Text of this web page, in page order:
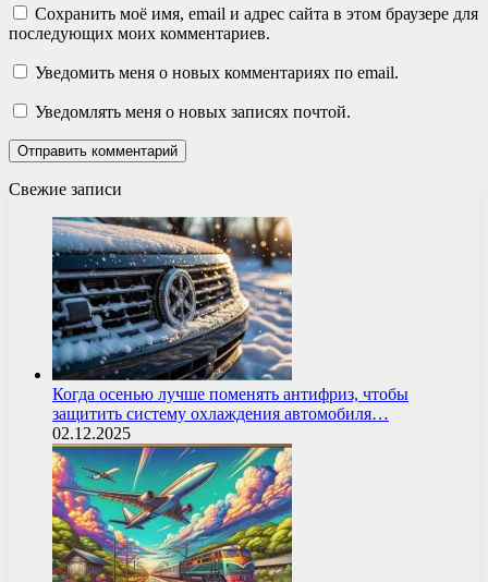
Сохранить моё имя, email и адрес сайта в этом браузере для
последующих моих комментариев.
Уведомить меня о новых комментариях по email.
Уведомлять меня о новых записях почтой.
Свежие записи
Когда осенью лучше поменять антифриз, чтобы
защитить систему охлаждения автомобиля…
02.12.2025